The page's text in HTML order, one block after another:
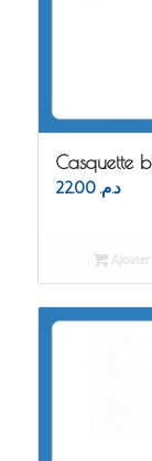
Casquette
د.م. 22.00
Ajouter